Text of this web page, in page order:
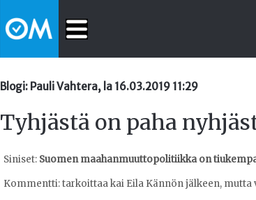
Blogi: Pauli Vahtera, la 16.03.2019 11:29
Tyhjästä on paha
Siniset: Suomen maahanmuuttopolitiikka on
Kommentti: tarkoittaa kai Eila Kännön jälkeen, mutta